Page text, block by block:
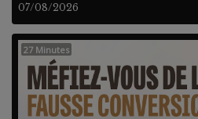
07/08/2026
27 Minutes